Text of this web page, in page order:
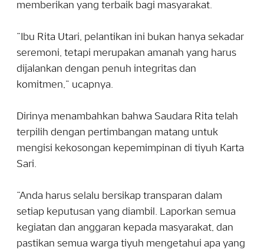
memberikan yang terbaik bagi masyarakat.
“Ibu Rita Utari, pelantikan ini bukan hanya sekadar
seremoni, tetapi merupakan amanah yang harus
dijalankan dengan penuh integritas dan
komitmen,” ucapnya.
Dirinya menambahkan bahwa Saudara Rita telah
terpilih dengan pertimbangan matang untuk
mengisi kekosongan kepemimpinan di tiyuh Karta
Sari.
“Anda harus selalu bersikap transparan dalam
setiap keputusan yang diambil. Laporkan semua
kegiatan dan anggaran kepada masyarakat, dan
pastikan semua warga tiyuh mengetahui apa yang